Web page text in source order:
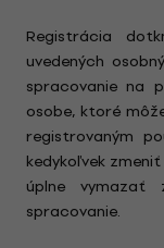
Registrácia
uvedených
spracovanie na
osobe, ktoré
registrovaným
kedykoľvek
úplne vymazať
spracovanie.